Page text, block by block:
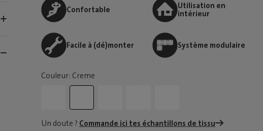
Confortable
Utilisation en
intérieur
Facile à (dé)monter Système modulaire
Couleur: Creme
Un doute ? Commande ici tes échantillons de tissu